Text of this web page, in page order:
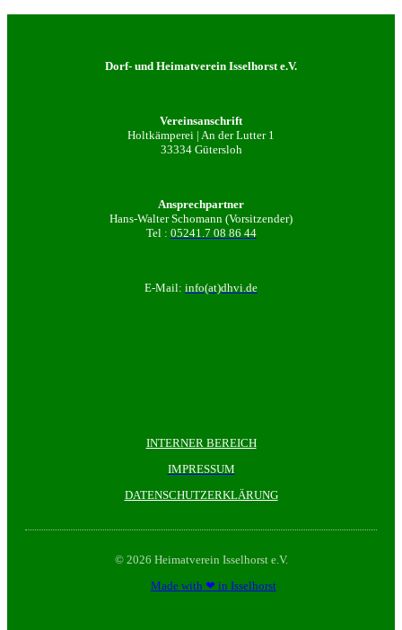
Dorf- und Heimatverein Isselhorst e.V.
Vereinsanschrift
Holtkämperei | An der Lutter 1
33334 Gütersloh
Ansprechpartner
Hans-Walter Schomann (Vorsitzender)
Tel : 05241.7 08 86 44
E-Mail: info(at)dhvi.de
INTERNER BEREICH
IMPRESSUM
DATENSCHUTZERKLÄRUNG
© 2026 Heimatverein Isselhorst e.V.
Made with ❤ in Isselhorst